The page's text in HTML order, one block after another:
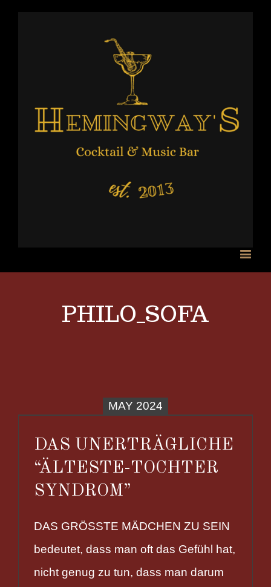
PHILO_SOFA
MAY 2024
DAS UNERTRÄGLICHE
“ÄLTESTE-TOCHTER
SYNDROM”
DAS GRÖSSTE MÄDCHEN ZU SEIN
bedeutet, dass man oft das Gefühl hat,
nicht genug zu tun, dass man darum